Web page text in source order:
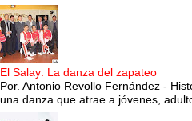
El Salay: La danza del zapateo
Por. Antonio Revollo Fernández -
una danza que atrae a jóvenes,